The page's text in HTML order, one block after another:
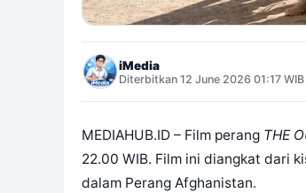
iMedia
Diterbitkan 12 June 2026 01:17 WIB
MEDIAHUB.ID – Film perang THE
22.00 WIB. Film ini diangkat dari
dalam Perang Afghanistan.